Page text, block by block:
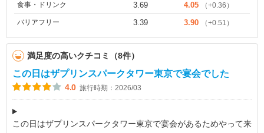
食事・ドリンク 3.69 4.05 （+0.36）
バリアフリー 3.39 3.90 （+0.51）
満足度の高いクチコミ（8件）
この日はザプリンスパークタワー東京で宴会でした
4.0 旅行時期：2026/03
この日はザプリンスパークタワー東京で宴会があるためやって来